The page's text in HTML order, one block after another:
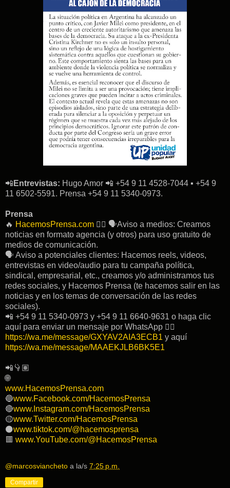
📲 Entrevistas: Hugo Amor 📲 +54 9 11 4528-7044 ▪︎ +54 9
11 6502-5591. Prensa +54 9 11 5340-0973.
Prensa
🔥 HacemosPrensa.com 👉🏽 🗣Aviso a medios: Creamos
noticias en formato agencia (y otros) para uso gratuito de
medios de comunicación.
🗣 Aviso a potenciales clientes: Hacemos reels, videos,
entrevistas en video/audio para tu campaña política,
sindical, empresarial, etc., creamos y/o administramos tus
redes sociales, y Hacemos Prensa (te hacemos salir en las
noticias y en los temas de conversación de las redes
sociales).
📲 +54 9 11 5340-0973 y +54 9 11 6640-9631 o haga clic
aquí para enviar un mensaje por WhatsApp 👉🏽
https://wa.me/message/GXYAV2AIA3ECB1 y aquí
https://wa.me/message/MAAEKJLB6BK5E1
📲👇🏽
🌐
www.HacemosPrensa.com
🔵www.Facebook.com/HacemosPrensa
🔴www.Instagram.com/HacemosPrensa
🟡www.Twitter.com/HacemosPrensa
⚫️www.tiktok.com/@hacemosprensa
🟥 www.YouTube.com/@HacemosPrensa
@marcosviancheto a la/s 7:25 p.m.
Compartir